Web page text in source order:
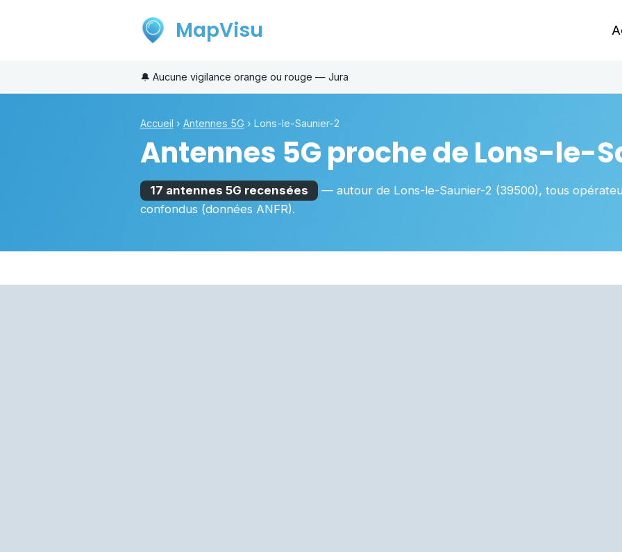
MapVisu
🔔 Aucune vigilance orange ou rouge — Jura
Accueil › Antennes 5G › Lons-le-Saunier-2
Antennes 5G proche deLons-le-
17 antennes 5G recensées — autour de Lons-le-Saunier-2 (39500), tous
confondus (données ANFR).